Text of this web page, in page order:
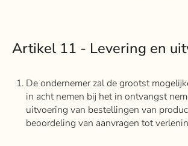
Artikel 11 - Levering en
De ondernemer zal de grootst
in acht nemen bij het in ontvangst
uitvoering van bestellingen van
beoordeling van aanvragen tot